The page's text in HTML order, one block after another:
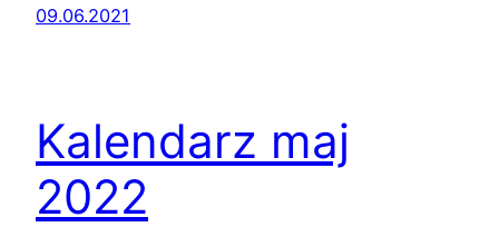
09.06.2021
Kalendarz maj
2022